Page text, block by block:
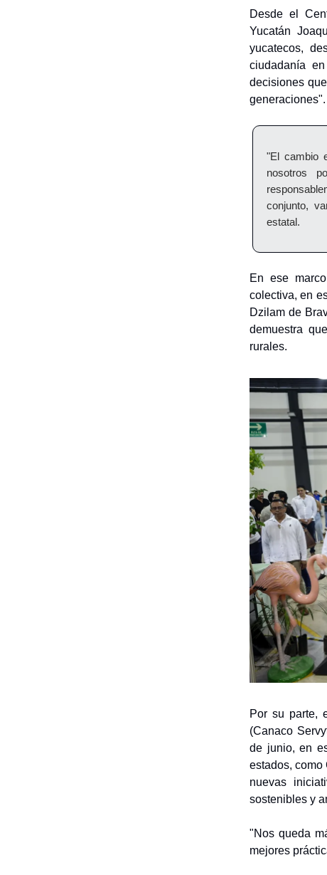
Desde el
Yucatán
yucatecos,
ciudadanía
decisiones
generaciones".
"El cambio
nosotros
conjunto,
estatal.
En ese
colectiva, en
Dzilam de
demuestra
rurales.
Por su parte,
(Canaco
de junio, en
estados, como
nuevas
sostenibles y
"Nos queda
mejores